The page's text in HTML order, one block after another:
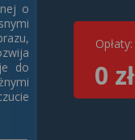
o
do
Opłaty:
0 zł